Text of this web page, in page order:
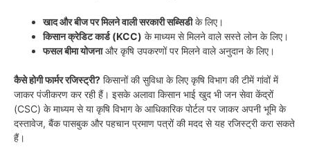
खाद और बीज पर मिलने वाली सरकारी सब्सिडीके लिए।
किसान क्रेडिट कार्ड (KCC) के माध्यम से मिलने वाले सस्ते लोन के लिए।
फसल बीमा योजनाऔर कृषि उपकरणों पर मिलने वाले अनुदान के लिए।
कैसे होगी फार्मर रजिस्ट्री? किसानों की सुविधा के लिए कृषि विभाग की टीमें गांवों में
जाकर पंजीकरण कर रही हैं। इसके अलावा किसान भाई खुद भी जन सेवा केंद्रों
(CSC) के माध्यम से या कृषि विभाग के आधिकारिक पोर्टल पर जाकर अपनी भूमि के
दस्तावेज, बैंक पासबुक और पहचान प्रमाण पत्रों की मदद से यह रजिस्ट्री करा सकते
हैं।